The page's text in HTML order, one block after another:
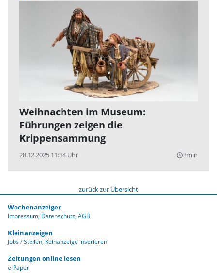
Weihnachten im Museum:
Führungen zeigen die
Krippensammung
28.12.2025 11:34 Uhr query_builder3min
zurück zur Übersicht
Wochenanzeiger
Impressum Datenschutz AGB
Kleinanzeigen
Jobs / Stellen Keinanzeige inserieren
Zeitungen online lesen
e-Paper